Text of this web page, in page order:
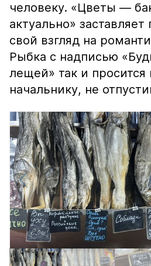
человеку. «Цветы —
актуально»
свой взгляд на
Рыбка с надписью
лещей» так и просится
начальнику, не